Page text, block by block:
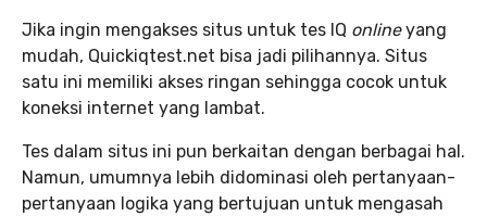
Jika ingin mengakses situs untuk tes IQ onlineyang
mudah, Quickiqtest.net bisa jadi pilihannya. Situs
satu ini memiliki akses ringan sehingga cocok untuk
koneksi internet yang lambat.
Tes dalam situs ini pun berkaitan dengan berbagai hal.
Namun, umumnya lebih didominasi oleh pertanyaan-
pertanyaan logika yang bertujuan untuk mengasah